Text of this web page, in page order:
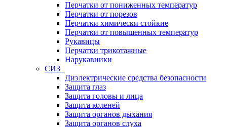
Перчатки от пониженных температур
Перчатки от порезов
Перчатки химически стойкие
Перчатки от повышенных температур
Рукавицы
Перчатки трикотажные
Нарукавники
СИЗ
Диэлектрические средства безопасности
Защита глаз
Защита головы и лица
Защита коленей
Защита органов дыхания
Защита органов слуха